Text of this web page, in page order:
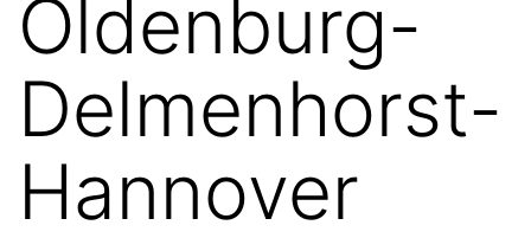
Oldenburg-
Delmenhorst-
Hannover